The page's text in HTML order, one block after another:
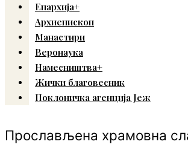
Епархија+
Архиепископ
Манастири
Веронаука
Намесништва+
Жички благовесник
Поклоничка агенција Јеж
Прослављена храмовна